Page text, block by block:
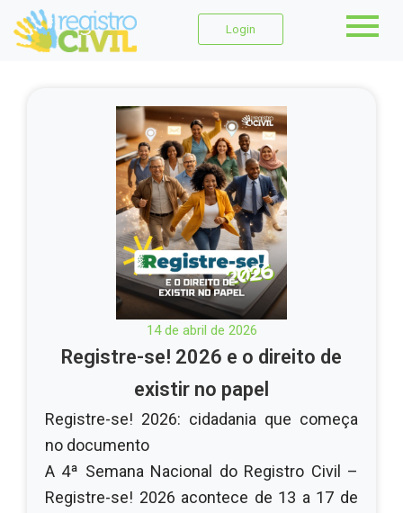
Login
14 de abril de 2026
Registre-se! 2026 e o direito de
existir no papel
Registre-se! 2026: cidadania que começa
no documento
A 4ª Semana Nacional do Registro Civil –
Registre-se! 2026 acontece de 13 a 17 de